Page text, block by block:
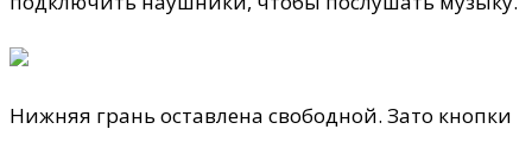
Нижняя грань оставлена свободной. Зато кнопки